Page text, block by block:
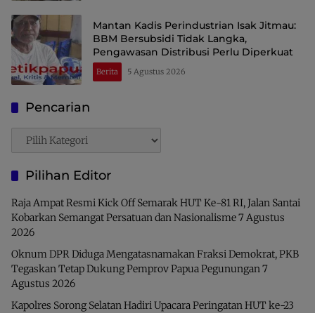
Mantan Kadis Perindustrian Isak Jitmau:
BBM Bersubsidi Tidak Langka,
Pengawasan Distribusi Perlu Diperkuat
Berita 5 Agustus 2026
Pencarian
Pencarian
Pilihan Editor
Raja Ampat Resmi Kick Off Semarak HUT Ke-81 RI, Jalan Santai
Kobarkan Semangat Persatuan dan Nasionalisme7 Agustus
2026
Oknum DPR Diduga Mengatasnamakan Fraksi Demokrat, PKB
Tegaskan Tetap Dukung Pemprov Papua Pegunungan7
Agustus 2026
Kapolres Sorong Selatan Hadiri Upacara Peringatan HUT ke-23